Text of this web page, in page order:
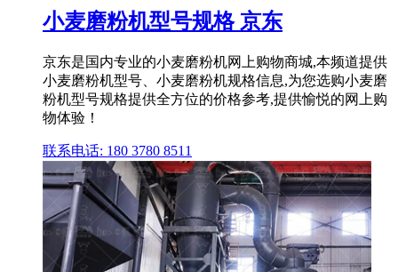
小麦磨粉机型号规格 京东
京东是国内专业的小麦磨粉机网上购物商城,本频道提供
小麦磨粉机型号、小麦磨粉机规格信息,为您选购小麦磨
粉机型号规格提供全方位的价格参考,提供愉悦的网上购
物体验！
联系电话: 180 3780 8511